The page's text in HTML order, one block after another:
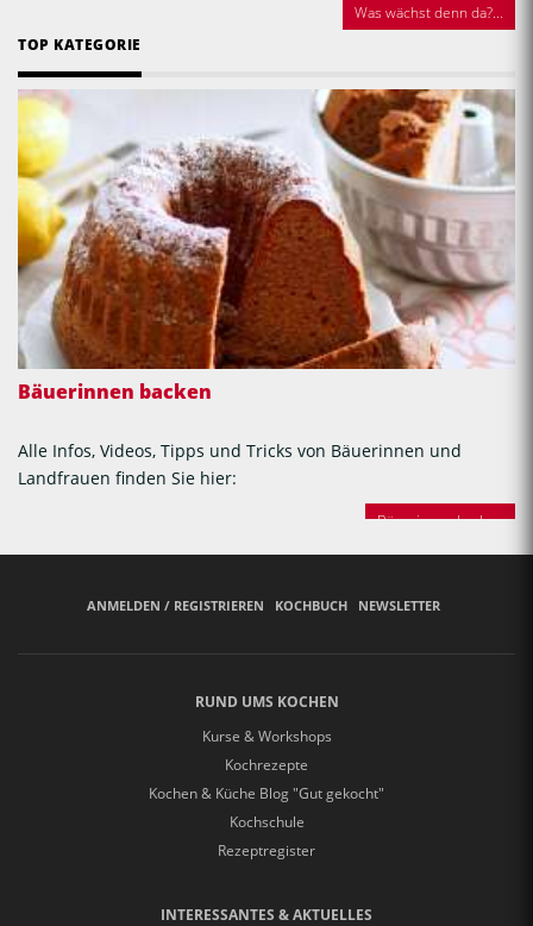
Was wächst denn da?...
TOP KATEGORIE
Bäuerinnen backen
Alle Infos, Videos, Tipps und Tricks von Bäuerinnen und
Landfrauen finden Sie hier:
Bäuerinnen backen
ANMELDEN / REGISTRIEREN KOCHBUCH NEWSLETTER
RUND UMS KOCHEN
Kurse & Workshops
Kochrezepte
Kochen & Küche Blog "Gut gekocht"
Kochschule
Rezeptregister
INTERESSANTES & AKTUELLES